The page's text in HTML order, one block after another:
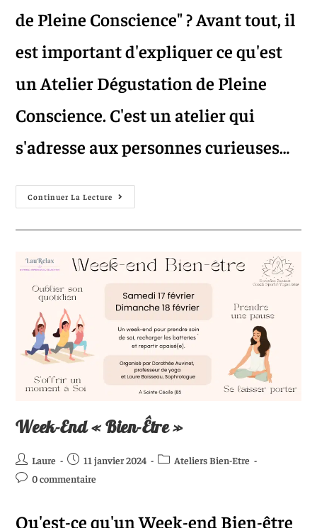
de Pleine Conscience" ? Avant tout, il
est important d'expliquer ce qu'est
un Atelier Dégustation de Pleine
Conscience. C'est un atelier qui
s'adresse aux personnes curieuses…
Continuer La Lecture
Week-End « Bien-Être »
Laure 11 janvier 2024
Ateliers Bien-Etre
0 commentaire
Qu'est-ce qu'un Week-end Bien-être